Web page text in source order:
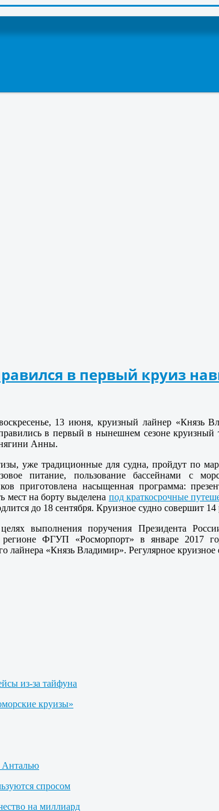
в первый круиз
13 июня, круизный лайнер «Князь
в первый в нынешнем сезоне круизный
Анны.
уже традиционные для судна, пройдут по
питание, пользование бассейнами с
приготовлена насыщенная программа:
мест на борту выделена под краткосрочные
до 18 сентября. Круизное судно совершит 14
выполнения поручения Президента
регионе ФГУП «Росморпорт» в январе 2017
лайнера «Князь Владимир». Регулярное
из-за тайфуна
круизы»
Анталью
спросом
на миллиард